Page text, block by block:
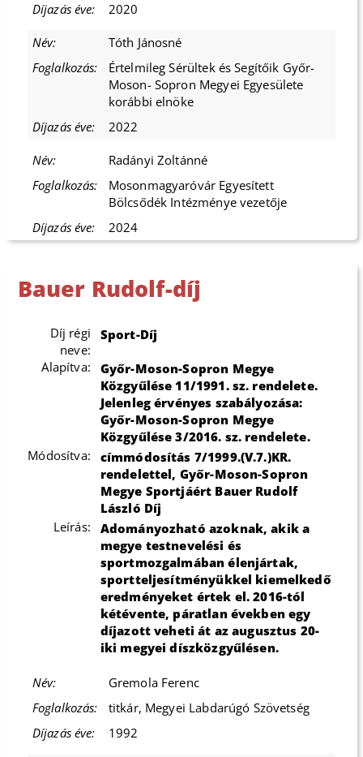
2020
Tóth Jánosné
Értelmileg Sérültek és Segítőik Győr-
Moson- Sopron Megyei Egyesülete
korábbi elnöke
2022
Radányi Zoltánné
Mosonmagyaróvár Egyesített
Bölcsődék Intézménye vezetője
2024
Bauer Rudolf-díj
Díj régi
neve:
Sport-Díj
Alapítva:
Győr-Moson-Sopron Megye
Közgyűlése 11/1991. sz. rendelete.
Jelenleg érvényes szabályozása:
Győr-Moson-Sopron Megye
Közgyűlése 3/2016. sz. rendelete.
Módosítva:
címmódosítás 7/1999.(V.7.)KR.
rendelettel, Győr-Moson-Sopron
Megye Sportjáért Bauer Rudolf
László Díj
Leírás:
Adományozható azoknak, akik a
megye testnevelési és
sportmozgalmában élenjártak,
sportteljesítményükkel kiemelkedő
eredményeket értek el. 2016-tól
kétévente, páratlan években egy
díjazott veheti át az augusztus 20-
iki megyei díszközgyűlésen.
Gremola Ferenc
titkár, Megyei Labdarúgó Szövetség
1992